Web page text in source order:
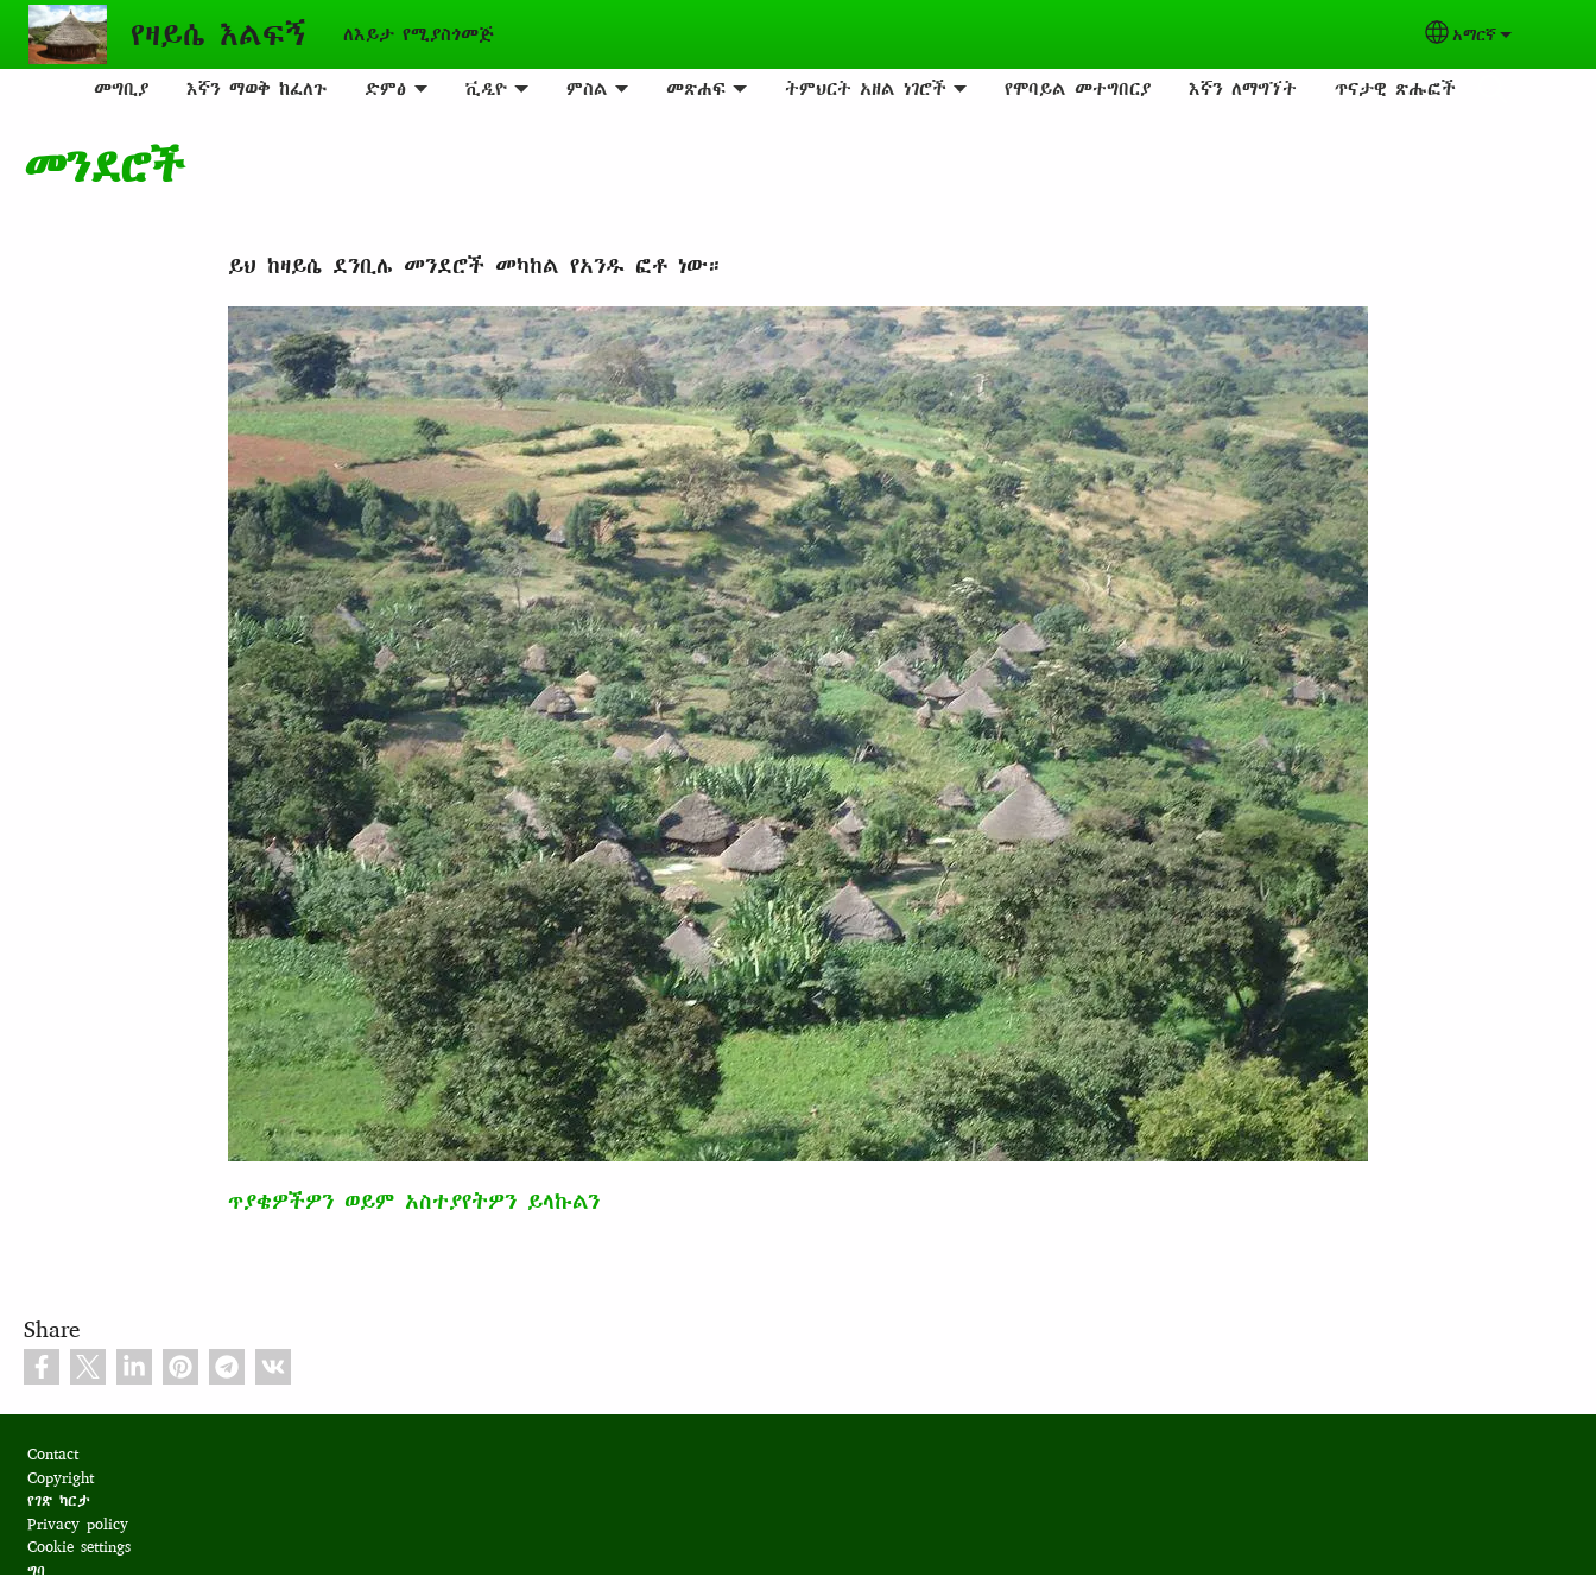
Skip to main contentየዛይሴ እልፍኝ ለእይታ የሚያስጎመጅ Select your
አማርኛ
መግቢያ እኛን ማወቅ ከፈለጉ ድምፅ ቪዲዮ ምስል መጽሐፍ ትምህርት አዘል ነገሮች የሞባይል መተግበርያ እኛን ለማግኘት ጥናታዊ ጽሑፎች
መንደሮች
ይህ ከዛይሴ ደንቢሌ መንደሮች መካከል የአንዱ ፎቶ ነው።
ጥያቄዎችዎን ወይም አስተያየትዎን ይላኩልን
Share
Contact
Copyright
የገጽ ካርታ
Privacy policy
Cookie settings
ግባ